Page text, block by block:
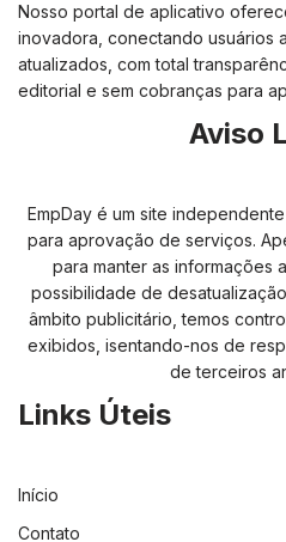
Nosso portal de aplicativo
inovadora, conectando usuários
atualizados, com total
editorial e sem cobranças para
Aviso
EmpDay é um site
para aprovação de serviços.
para manter as informações
possibilidade de
âmbito publicitário, temos
exibidos, isentando-nos de
de terceiros
Links Úteis
Início
Contato